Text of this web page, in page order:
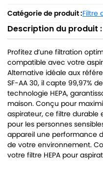
Catégorie de produit :Filtre
Description du produit :
Profitez d’une filtration
compatible avec votre
Alternative idéale aux
SF-AA 30, il capte 99,97%
technologie HEPA,
maison. Conçu pour
aspirateur, ce filtre durable
pour les personnes
appareil une performance
de votre environnement.
votre filtre HEPA pour